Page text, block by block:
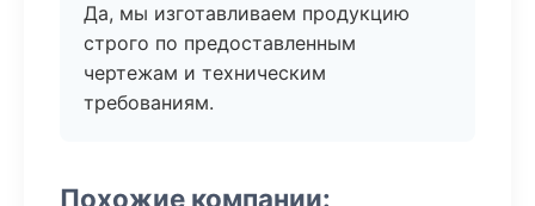
Да, мы изготавливаем продукцию
строго по предоставленным
чертежам и техническим
требованиям.
Похожие компании: